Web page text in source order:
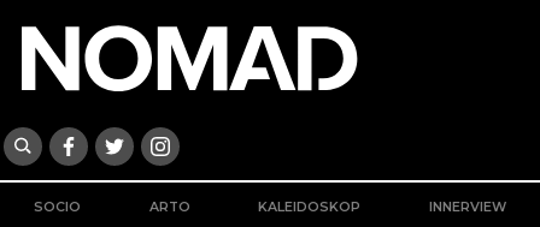
SOCIO ARTO KALEIDOSKOP INNERVIEW